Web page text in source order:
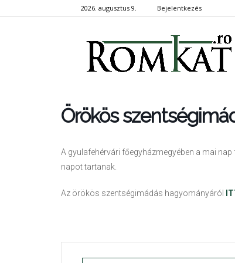
2026. augusztus 9. Bejelentkezés
Örökös
A gyulafehérvári főegyházmegyében a mai
napot tartanak.
Az örökös szentségimádás hagyományáról